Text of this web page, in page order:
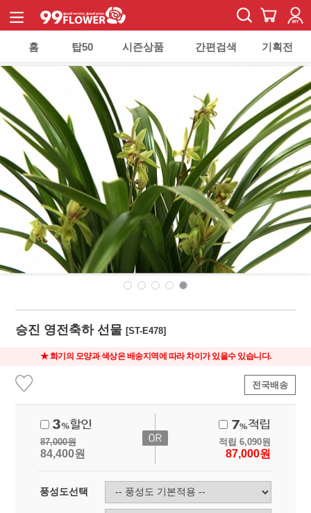
홈 탑50 시즌상품 간편검색 기획전
승진 영전축하 선물[ST-E478]
★ 화기의 모양과 색상은 배송지역에 따라 차이가 있을수 있습니다.
전국배송
87,000원
84,400원
적립 6,090원
87,000원
풍성도선택